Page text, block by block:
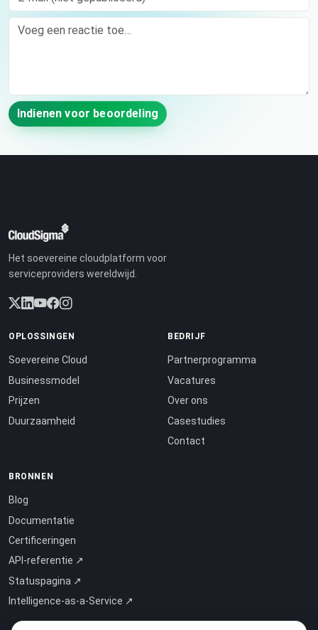
Comment
Indienen voor beoordeling
Het soevereine cloudplatform voor
serviceproviders wereldwijd.
OPLOSSINGEN
Soevereine Cloud
Businessmodel
Prijzen
Duurzaamheid
BEDRIJF
Partnerprogramma
Vacatures
Over ons
Casestudies
Contact
BRONNEN
Blog
Documentatie
Certificeringen
API-referentie ↗
Statuspagina ↗
Intelligence-as-a-Service ↗